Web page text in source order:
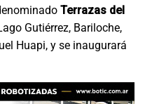
Terrazas del
Gutiérrez, Bariloche,
Huapi, y se inaugurará